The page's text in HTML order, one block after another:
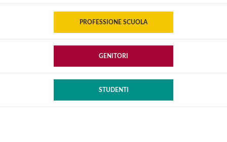
PROFESSIONE SCUOLA
GENITORI
STUDENTI